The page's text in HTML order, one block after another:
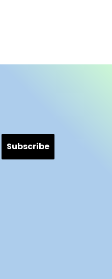
Subscribe